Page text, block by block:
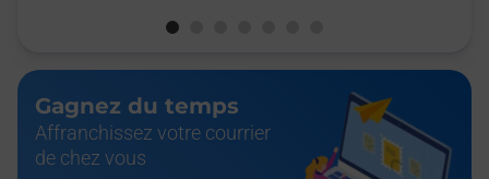
Gagnez du temps
Affranchissez votre courrier
de chez vous